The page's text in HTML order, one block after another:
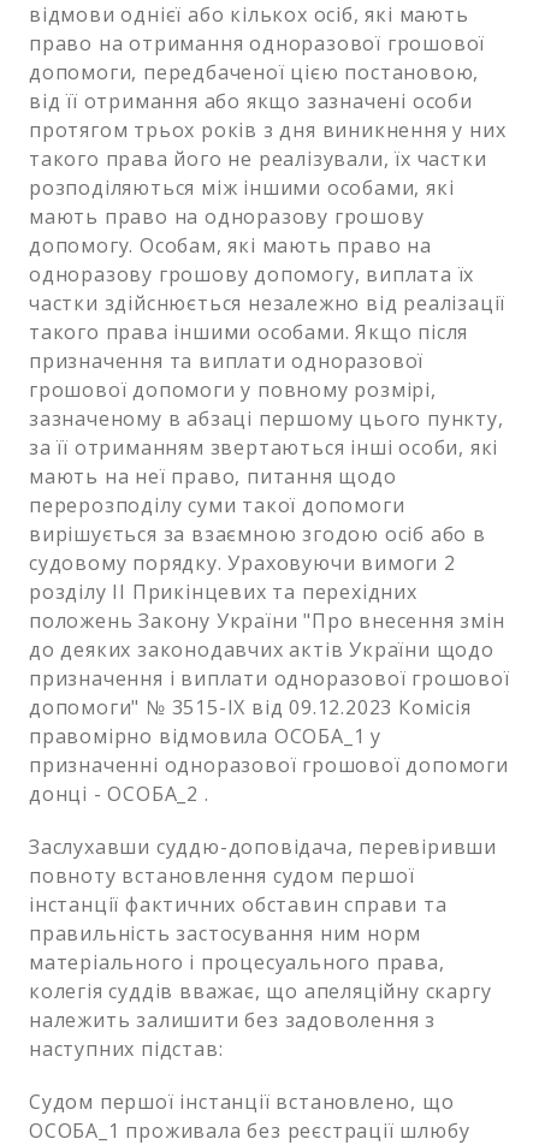
відмови однієї або кількох осіб, які мають
право на отримання одноразової грошової
допомоги, передбаченої цією постановою,
від її отримання або якщо зазначені особи
протягом трьох років з дня виникнення у них
такого права його не реалізували, їх частки
розподіляються між іншими особами, які
мають право на одноразову грошову
допомогу. Особам, які мають право на
одноразову грошову допомогу, виплата їх
частки здійснюється незалежно від реалізації
такого права іншими особами. Якщо після
призначення та виплати одноразової
грошової допомоги у повному розмірі,
зазначеному в абзаці першому цього пункту,
за її отриманням звертаються інші особи, які
мають на неї право, питання щодо
перерозподілу суми такої допомоги
вирішується за взаємною згодою осіб або в
судовому порядку. Ураховуючи вимоги 2
розділу II Прикінцевих та перехідних
положень Закону України "Про внесення змін
до деяких законодавчих актів України щодо
призначення і виплати одноразової грошової
допомоги" № 3515-IX від 09.12.2023 Комісія
правомірно відмовила ОСОБА_1 у
призначенні одноразової грошової допомоги
донці - ОСОБА_2 .
Заслухавши суддю-доповідача, перевіривши
повноту встановлення судом першої
інстанції фактичних обставин справи та
правильність застосування ним норм
матеріального і процесуального права,
колегія суддів вважає, що апеляційну скаргу
належить залишити без задоволення з
наступних підстав:
Судом першої інстанції встановлено, що
ОСОБА_1 проживала без реєстрації шлюбу